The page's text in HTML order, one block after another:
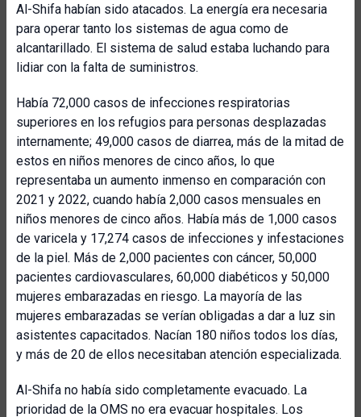
Al-Shifa habían sido atacados. La energía era necesaria
para operar tanto los sistemas de agua como de
alcantarillado. El sistema de salud estaba luchando para
lidiar con la falta de suministros.
Había 72,000 casos de infecciones respiratorias
superiores en los refugios para personas desplazadas
internamente; 49,000 casos de diarrea, más de la mitad de
estos en niños menores de cinco años, lo que
representaba un aumento inmenso en comparación con
2021 y 2022, cuando había 2,000 casos mensuales en
niños menores de cinco años. Había más de 1,000 casos
de varicela y 17,274 casos de infecciones y infestaciones
de la piel. Más de 2,000 pacientes con cáncer, 50,000
pacientes cardiovasculares, 60,000 diabéticos y 50,000
mujeres embarazadas en riesgo. La mayoría de las
mujeres embarazadas se verían obligadas a dar a luz sin
asistentes capacitados. Nacían 180 niños todos los días,
y más de 20 de ellos necesitaban atención especializada.
Al-Shifa no había sido completamente evacuado. La
prioridad de la OMS no era evacuar hospitales. Los